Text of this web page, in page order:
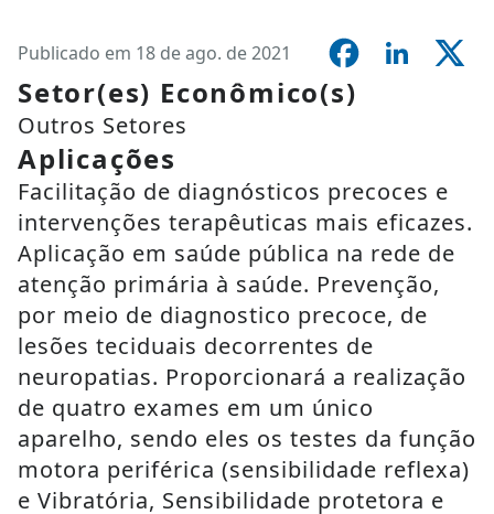
Publicado em 18 de ago. de 2021
Setor(es) Econômico(s)
Outros Setores
Aplicações
Facilitação de diagnósticos precoces e
intervenções terapêuticas mais eficazes.
Aplicação em saúde pública na rede de
atenção primária à saúde. Prevenção,
por meio de diagnostico precoce, de
lesões teciduais decorrentes de
neuropatias. Proporcionará a realização
de quatro exames em um único
aparelho, sendo eles os testes da função
motora periférica (sensibilidade reflexa)
e Vibratória, Sensibilidade protetora e